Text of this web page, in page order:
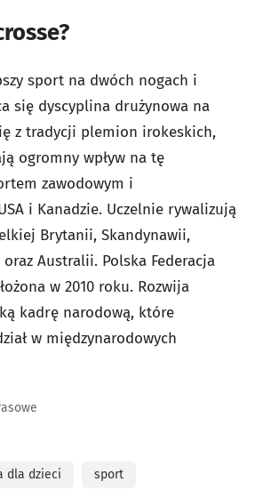
sport na dwóch nogach i
się dyscyplina drużynowa na
z tradycji plemion irokeskich,
ogromny wpływ na tę
zawodowym i
i Kanadzie. Uczelnie rywalizują
Brytanii, Skandynawii,
Australii. Polska Federacja
w 2010 roku. Rozwija
kadrę narodową, które
w międzynarodowych
dla dzieci sport